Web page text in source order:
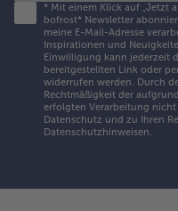
* Mit einem Klick auf „Jetzt
bofrost* Newsletter
meine E-Mail-Adresse
Inspirationen und
Einwilligung kann jederzeit
bereitgestellten Link oder
widerrufen werden. Durch
Rechtmäßigkeit der
erfolgten Verarbeitung
Datenschutz und zu Ihren
Datenschutzhinweisen.